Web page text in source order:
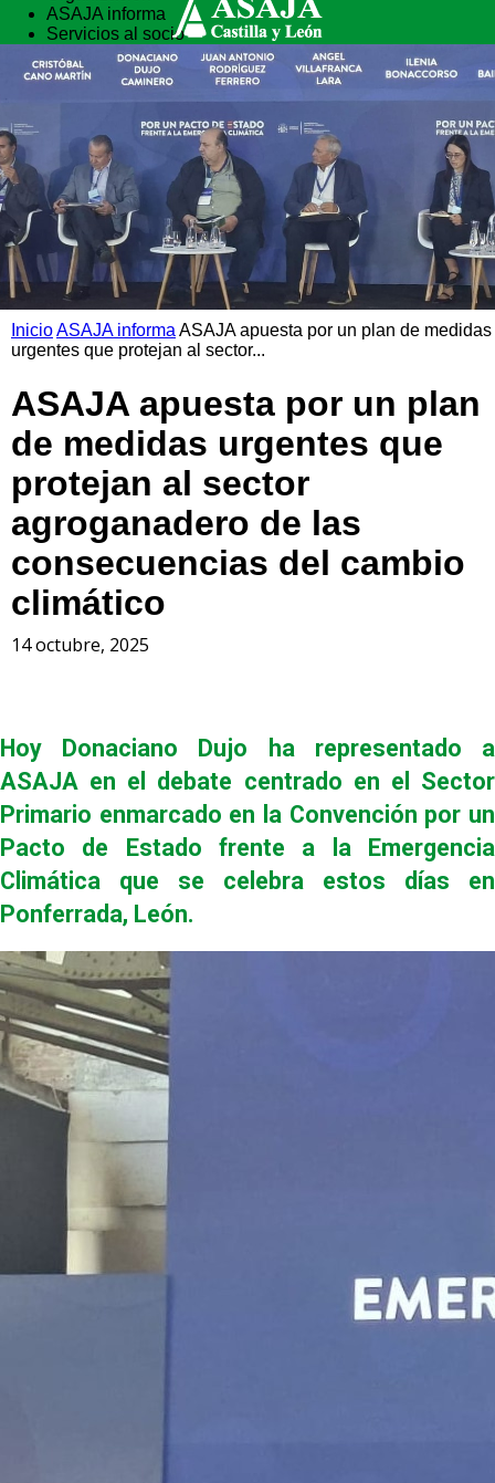
ASAJA informa
Servicios al socio
Vida rural
Formación
InicioASAJA informa ASAJA apuesta por un plan de medidas
urgentes que protejan al sector...
ASAJA apuesta por un plan
de medidas urgentes que
protejan al sector
agroganadero de las
consecuencias del cambio
climático
14 octubre, 2025
Hoy Donaciano Dujo ha representado a
ASAJA en el debate centrado en el Sector
Primario enmarcado en la Convención por un
Pacto de Estado frente a la Emergencia
Climática que se celebra estos días en
Ponferrada, León.